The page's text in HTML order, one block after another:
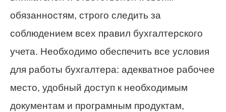
обязанностям, строго следить за
соблюдением всех правил бухгалтерского
учета. Необходимо обеспечить все условия
для работы бухгалтера: адекватное рабочее
место, удобный доступ к необходимым
документам и програмным продуктам,